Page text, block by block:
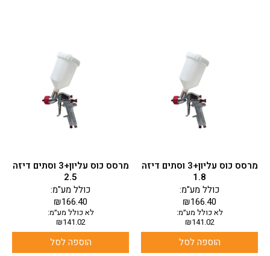
מרסס כוס עליון+3 וסתים דיזה
1.8
₪166.40
כולל מע"מ:
לא כולל מע״מ:
₪141.02
הוספה לסל
מרסס כוס עליון+3 וסתים דיזה
2.5
₪166.40
כולל מע"מ:
לא כולל מע״מ:
₪141.02
הוספה לסל